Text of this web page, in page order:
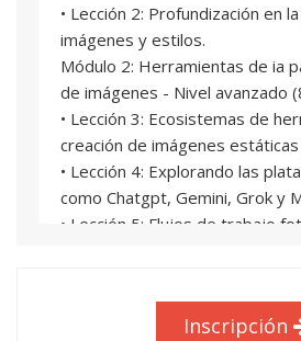
• Lección 2: Profundización en
imágenes y estilos.
Módulo 2: Herramientas de ia
de imágenes - Nivel avanzado
• Lección 3: Ecosistemas de herramientas para la
creación de imágenes
• Lección 4: Explorando las
como Chatgpt, Gemini, Grok y
• Lección 5: Flujos de trabajo
práctico (4 horas)
• Lección 6: Panorama actual
Inscripción